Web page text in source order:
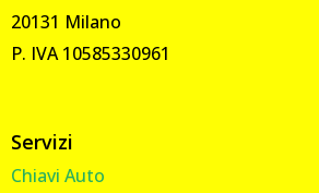
20131 Milano
P. IVA 10585330961
Servizi
Chiavi Auto